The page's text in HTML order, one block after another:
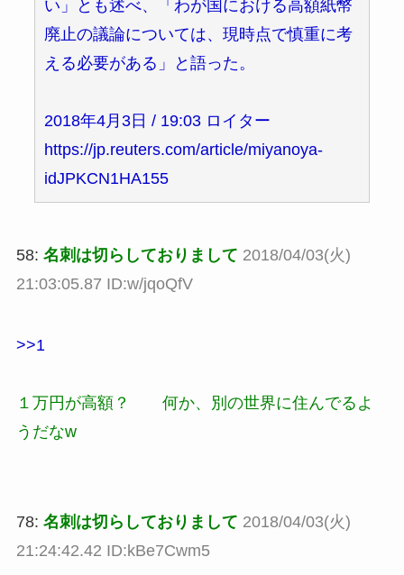
い」とも述べ、「わが国における高額紙幣
廃止の議論については、現時点で慎重に考
える必要がある」と語った。
2018年4月3日 / 19:03 ロイター
https://jp.reuters.com/article/miyanoya-
idJPKCN1HA155
58: 名刺は切らしておりまして 2018/04/03(火)
21:03:05.87 ID:w/jqoQfV
>>1
１万円が高額？ 何か、別の世界に住んでるよ
うだなw
78: 名刺は切らしておりまして 2018/04/03(火)
21:24:42.42 ID:kBe7Cwm5